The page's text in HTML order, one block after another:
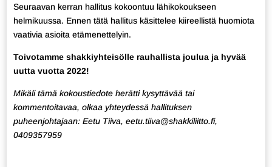
Seuraavan kerran hallitus kokoontuu lähikokoukseen
helmikuussa. Ennen tätä hallitus käsittelee kiireellistä huomiota
vaativia asioita etämenettelyin.
Toivotamme shakkiyhteisölle rauhallista joulua ja hyvää
uutta vuotta 2022!
Mikäli tämä kokoustiedote herätti kysyttävää tai
kommentoitavaa, olkaa yhteydessä hallituksen
puheenjohtajaan: Eetu Tiiva, eetu.tiiva@shakkiliitto.fi,
0409357959